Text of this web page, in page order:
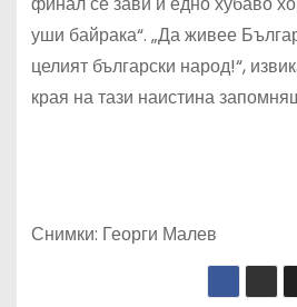
уши байрака“. „Да живее
целият български народ!“,
края на тази наистина
Снимки: Георги Малев